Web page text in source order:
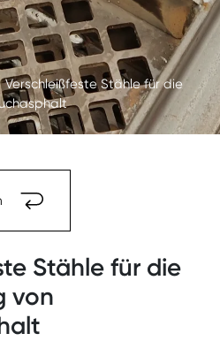
Verschleißfeste Stähle für die
Stähle für die
von